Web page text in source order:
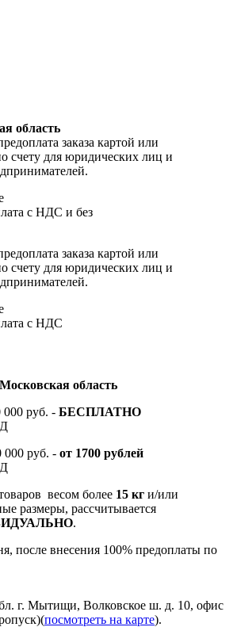
область
заказа картой или
счету для юридических лиц и
с НДС и без
заказа картой или
счету для юридических лиц и
с НДС
область
000 руб. - БЕСПЛАТНО
000 руб. - от 1700 рублей
весом более 15 кг и/или
размеры, рассчитывается
.
после внесения 100% предоплаты по
г. Мытищи, Волковское ш. д. 10, офис
посмотреть на карте).